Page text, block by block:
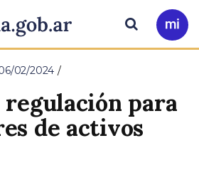
Ir
a
Buscar
02/2024
regulación para
de activos